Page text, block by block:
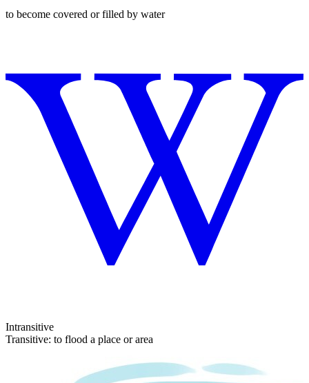
to become covered or filled by water
Intransitive
Transitive: to flood a place or area